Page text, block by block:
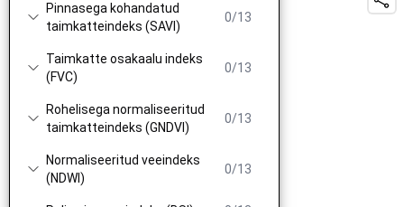
Pinnasega kohandatud
taimkatteindeks (SAVI)
0/13
Taimkatte osakaalu indeks
(FVC)
0/13
Rohelisega normaliseeritud
taimkatteindeks (GNDVI)
0/13
Normaliseeritud veeindeks
(NDWI)
0/13